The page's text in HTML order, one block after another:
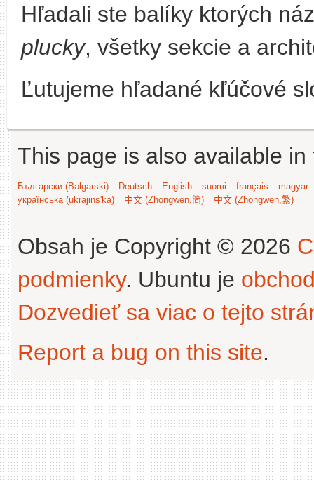
Hľadali ste balíky ktorých
plucky, všetky sekcie a
Ľutujeme hľadané kľúčové
This page is also available
Български (Bəlgarski) Deutsch English suomi français
magyar
українська (ukrajins'ka)
中文 (Zhongwen,简) 中文 (Zhongwen,繁)
Obsah je Copyright © 2026
podmienky. Ubuntu je
Dozvedieť sa viac o tejto
Report a bug on this site.